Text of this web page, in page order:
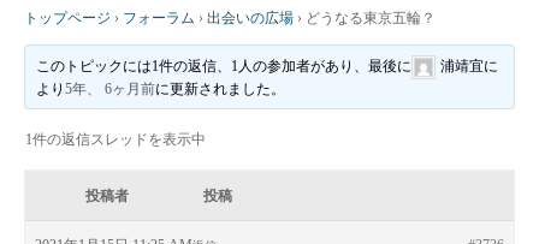
トップページ › フォーラム › 出会いの広場 › どうなる東京五輪？
このトピックには1件の返信、1人の参加者があり、最後に 浦靖宜に
より5年、 6ヶ月前に更新されました。
1件の返信スレッドを表示中
投稿者 投稿
活動実績
出会いの広場